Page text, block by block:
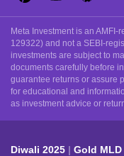
Meta Investment is an
129322) and not a SEBI-
investments are subject to
documents carefully before
guarantee returns or assure
for educational and
as investment advice or
Diwali 2025 Gold MLD